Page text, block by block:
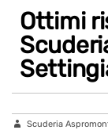
Ottimi
Scuderia